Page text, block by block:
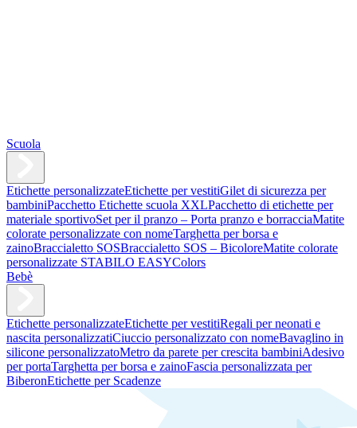
Scuola
Etichette personalizzateEtichette per vestitiGilet di sicurezza per
bambiniPacchetto Etichette scuola XXLPacchetto di etichette per
materiale sportivoSet per il pranzo – Porta pranzo e borracciaMatite
colorate personalizzate con nomeTarghetta per borsa e
zainoBraccialetto SOSBraccialetto SOS – BicoloreMatite colorate
personalizzate STABILO EASYColors
Bebè
Etichette personalizzateEtichette per vestitiRegali per neonati e
nascita personalizzatiCiuccio personalizzato con nomeBavaglino in
silicone personalizzatoMetro da parete per crescita bambiniAdesivo
per portaTarghetta per borsa e zainoFascia personalizzata per
BiberonEtichette per Scadenze